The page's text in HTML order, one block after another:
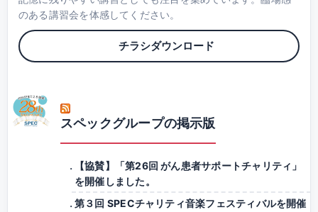
のある講習会を体感してください。
チラシダウンロード
スペックグループの掲示版
【協賛】「第26回 がん患者サポートチャリティ」
を開催しました。
第３回 SPECチャリティ音楽フェスティバルを開催